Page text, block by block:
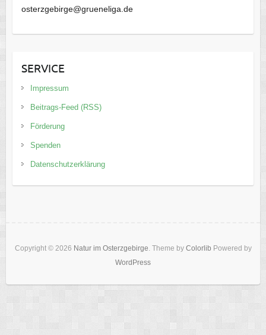
osterzgebirge@grueneliga.de
SERVICE
Impressum
Beitrags-Feed (RSS)
Förderung
Spenden
Datenschutzerklärung
Copyright © 2026 Natur im Osterzgebirge. Theme by Colorlib Powered by
WordPress